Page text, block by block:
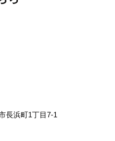
長浜町1丁目7-1